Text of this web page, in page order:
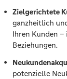
Zielgerichtete
ganzheitlich
Ihren Kunden
Beziehungen.
potenzielle